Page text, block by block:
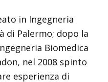
in Ingegneria
di Palermo; dopo la
Biomedica
nel 2008 spinto
esperienza di